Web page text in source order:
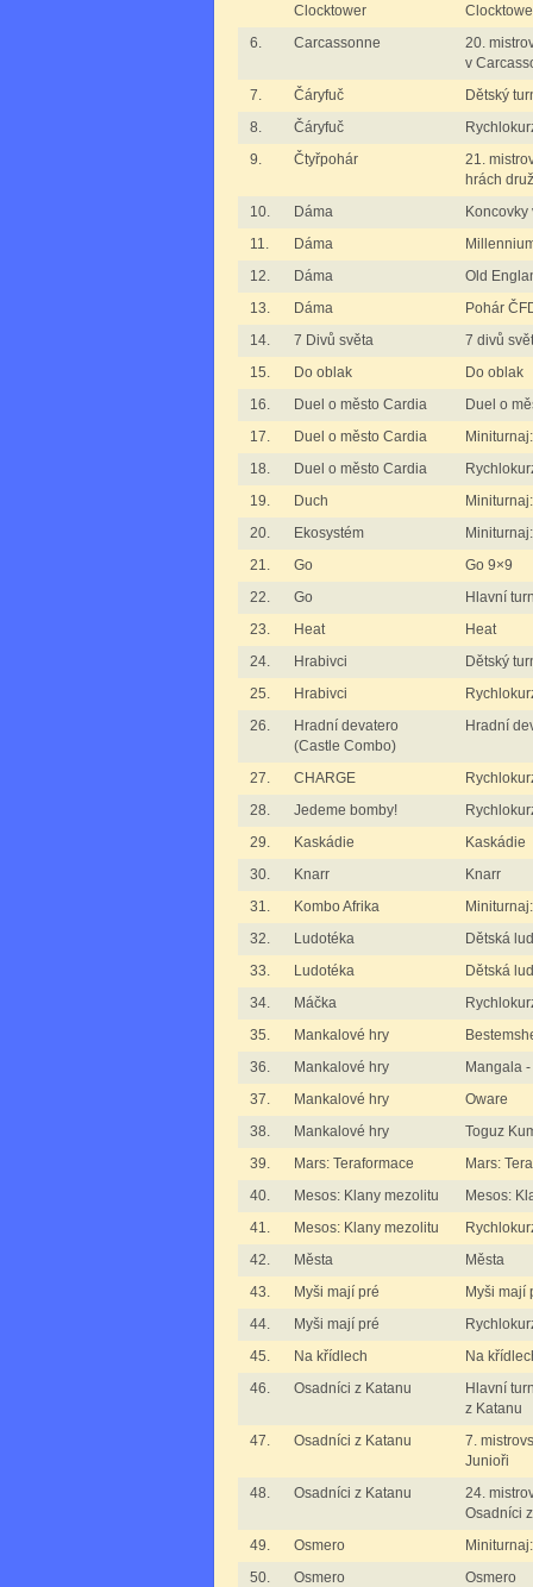
Clocktower
6.
Carcassonne
20.
v
7.
Čáryfuč
Dětský
8.
Čáryfuč
9.
Čtyřpohár
21.
hrách
10.
Dáma
Koncovky
11.
Dáma
12.
Dáma
Old
13.
Dáma
Pohár
14.
7 Divů světa
7 divů
15.
Do oblak
Do oblak
16.
Duel o město Cardia
Duel o
17.
Duel o město Cardia
18.
Duel o město Cardia
19.
Duch
20.
Ekosystém
21.
Go
Go 9×9
22.
Go
Hlavní
23.
Heat
Heat
24.
Hrabivci
Dětský
25.
Hrabivci
26.
Hradní devatero
(Castle Combo)
Hradní
27. CHARGE
28.
Jedeme bomby!
29.
Kaskádie
Kaskádie
30.
Knarr
Knarr
31.
Kombo Afrika
32.
Ludotéka
Dětská
33.
Ludotéka
Dětská
34.
Máčka
35.
Mankalové hry
36.
Mankalové hry
Mangala
37.
Mankalové hry
Oware
38.
Mankalové hry
Toguz
39.
Mars: Teraformace
Mars:
40.
Mesos: Klany mezolitu
Mesos:
41.
Mesos: Klany mezolitu
42.
Města
Města
43.
Myši mají pré
Myši mají
44.
Myši mají pré
45.
Na křídlech
Na
46.
Osadníci z Katanu
Hlavní
z Katanu
47.
Osadníci z Katanu
7.
Junioři
48.
Osadníci z Katanu
24.
Osadníci
49.
Osmero
50.
Osmero
Osmero